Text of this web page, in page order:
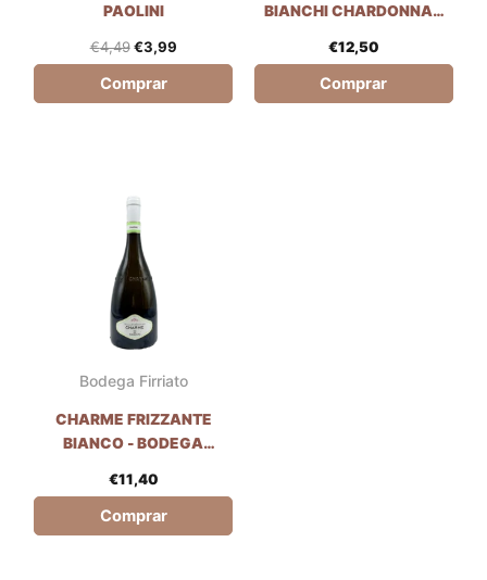
PAOLINI
€4,49 €3,99
Comprar
BIANCHI CHARDONNAY
BODEGA FIRRIATO
€12,50
Comprar
Bodega Firriato
CHARME FRIZZANTE
BIANCO - BODEGA
€11,40
Comprar